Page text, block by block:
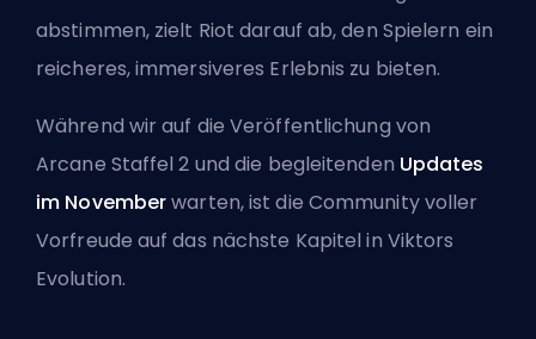
abstimmen, zielt Riot darauf ab, den Spielern ein
reicheres, immersiveres Erlebnis zu bieten.
Während wir auf die Veröffentlichung von
Arcane Staffel 2 und die begleitenden Updates
im Novemberwarten, ist die Community voller
Vorfreude auf das nächste Kapitel in Viktors
Evolution.